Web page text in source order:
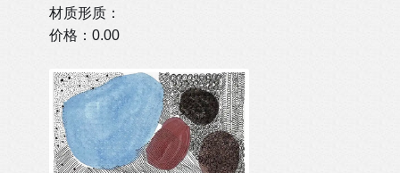
材质形质：
价格：0.00